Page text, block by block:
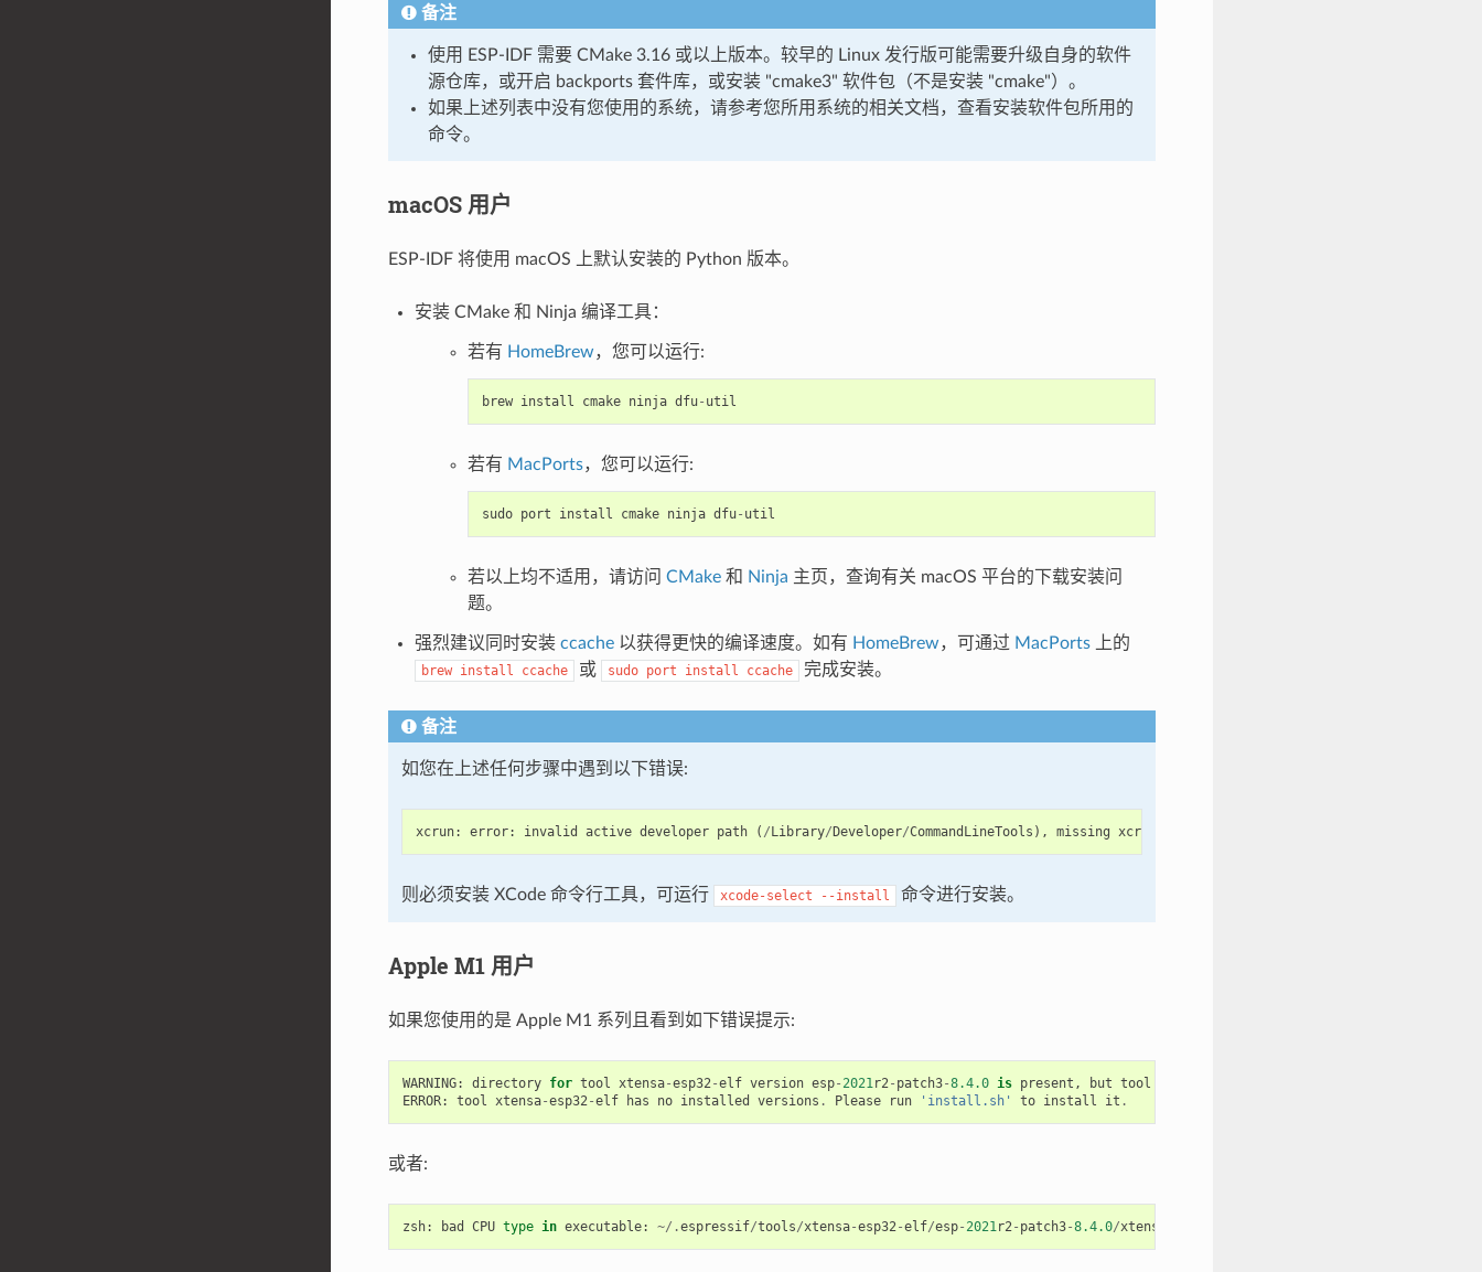
备注
使用 ESP-IDF 需要 CMake 3.16 或以上版本。较早的 Linux 发行版可能需要升级自身的软件
源仓库，或开启 backports 套件库，或安装 "cmake3" 软件包（不是安装 "cmake"）。
如果上述列表中没有您使用的系统，请参考您所用系统的相关文档，查看安装软件包所用的
命令。
macOS 用户
ESP-IDF 将使用 macOS 上默认安装的 Python 版本。
安装 CMake 和 Ninja 编译工具：
若有 HomeBrew，您可以运行:
brew install cmake ninja dfu- util
若有 MacPorts，您可以运行:
sudo port install cmake ninja dfu- util
若以上均不适用，请访问 CMake和 Ninja 主页，查询有关 macOS 平台的下载安装问
题。
强烈建议同时安装 ccache以获得更快的编译速度。如有 HomeBrew，可通过 MacPorts上的
brew install ccache 或 sudo port install ccache 完成安装。
备注
如您在上述任何步骤中遇到以下错误:
xcrun: error: invalid active developer path ( /Library/Developer/CommandLineTools ), missing xcrun
则必须安装 XCode 命令行工具，可运行 xcode-select --install 命令进行安装。
Apple M1 用户
如果您使用的是 Apple M1 系列且看到如下错误提示:
WARNING: directory for tool xtensa-esp32-elf version esp-2021r2- patch3-8.4.0 is present , but tool
ERROR: tool xtensa-esp32-elf has no installed versions . Please run 'install.sh' to install it .
或者:
zsh: bad CPU type in executable: ~/.espressif/tools/xtensa-esp32-elf/esp-2021r2- patch3-8.4.0/xtensa